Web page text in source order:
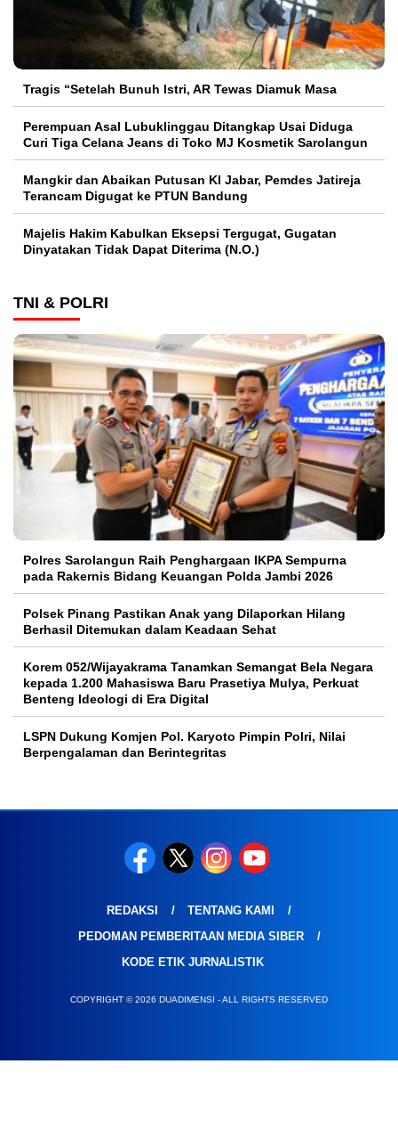
Tragis “Setelah Bunuh Istri, AR Tewas Diamuk Masa
Perempuan Asal Lubuklinggau Ditangkap Usai Diduga
Curi Tiga Celana Jeans di Toko MJ Kosmetik Sarolangun
Mangkir dan Abaikan Putusan KI Jabar, Pemdes Jatireja
Terancam Digugat ke PTUN Bandung
Majelis Hakim Kabulkan Eksepsi Tergugat, Gugatan
Dinyatakan Tidak Dapat Diterima (N.O.)
TNI & POLRI
Polres Sarolangun Raih Penghargaan IKPA Sempurna
pada Rakernis Bidang Keuangan Polda Jambi 2026
Polsek Pinang Pastikan Anak yang Dilaporkan Hilang
Berhasil Ditemukan dalam Keadaan Sehat
Korem 052/Wijayakrama Tanamkan Semangat Bela Negara
kepada 1.200 Mahasiswa Baru Prasetiya Mulya, Perkuat
Benteng Ideologi di Era Digital
LSPN Dukung Komjen Pol. Karyoto Pimpin Polri, Nilai
Berpengalaman dan Berintegritas
REDAKSI
TENTANG KAMI
PEDOMAN PEMBERITAAN MEDIA SIBER
KODE ETIK JURNALISTIK
COPYRIGHT © 2026 DUADIMENSI - ALL RIGHTS RESERVED